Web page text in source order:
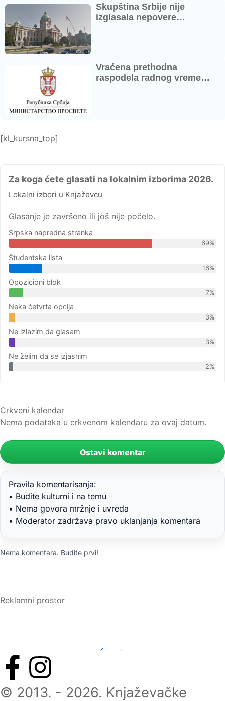
Skupština Srbije nije
izglasala nepovere…
Vraćena prethodna
raspodela radnog vreme…
[kl_kursna_top]
Za koga ćete glasati na lokalnim izborima 2026.
Lokalni izbori u Knjaževcu
Glasanje je završeno ili još nije počelo.
Srpska napredna stranka
69%
Studentska lista
16%
Opozicioni blok
7%
Neka četvrta opcija
3%
Ne izlazim da glasam
3%
Ne želim da se izjasnim
2%
Crkveni kalendar
Nema podataka u crkvenom kalendaru za ovaj datum.
Ostavi komentar
Pravila komentarisanja:
• Budite kulturni i na temu
• Nema govora mržnje i uvreda
• Moderator zadržava pravo uklanjanja komentara
Nema komentara. Budite prvi!
Reklamni prostor
© 2013. - 2026. Knjaževačke